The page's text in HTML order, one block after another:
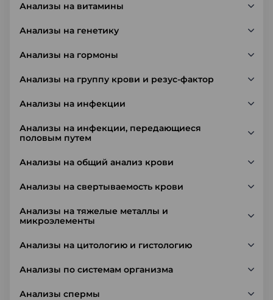
Анализы на витамины
Анализы на генетику
Анализы на гормоны
Анализы на группу крови и резус-фактор
Анализы на инфекции
Анализы на инфекции, передающиеся
половым путем
Анализы на общий анализ крови
Анализы на свертываемость крови
Анализы на тяжелые металлы и
микроэлементы
Анализы на цитологию и гистологию
Анализы по системам организма
Анализы спермы